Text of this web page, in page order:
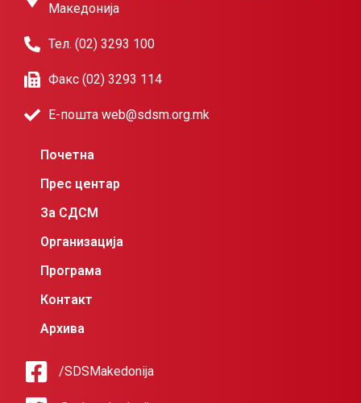
Македонија
Тел. (02) 3293 100
Факс (02) 3293 114
Е-пошта web@sdsm.org.mk
Почетна
Прес центар
За СДСМ
Организација
Програма
Контакт
Архива
/SDSMakedonija